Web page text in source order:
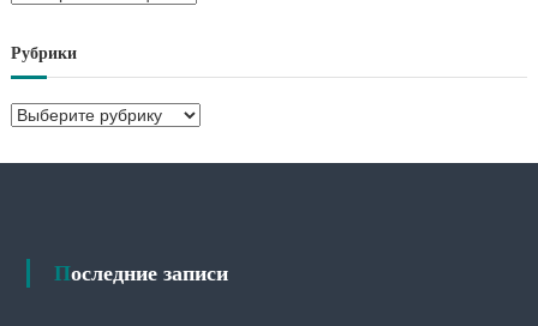
ы
Рубрики
Р
б
Последние записи